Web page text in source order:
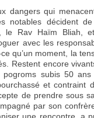
dangers qui
notables décident
le Rav Haïm Bliah,
avec les
qu’un moment, la
Restent encore
subis 50
et contraint
de prendre sous
par son